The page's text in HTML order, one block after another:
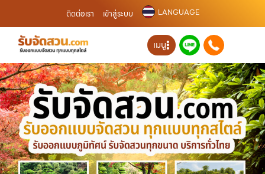
ติดต่อเรา เข้าสู่ระบบ LANGUAGE
เมนู